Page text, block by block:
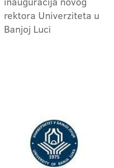
rektora Univerziteta u
Banjoj Luci